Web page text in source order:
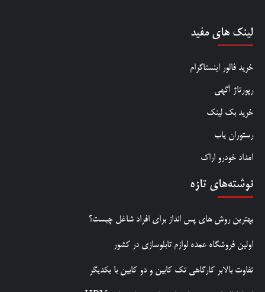
لینک های مفید
خرید فالور اینستاگرام
رپورتاژ آگهی
خرید بک لینک
رستوران یاب
امداد خودرو اراک
نوشته‌های تازه
بهترین روش‌ های پس‌ انداز برای افراد شاغل چیست؟
اولین فروشگاه عمده لوازم تابلوسازی در کشور
تفاوت بالابر کارگاهی تک کابین و دو کابین با یکدیگر